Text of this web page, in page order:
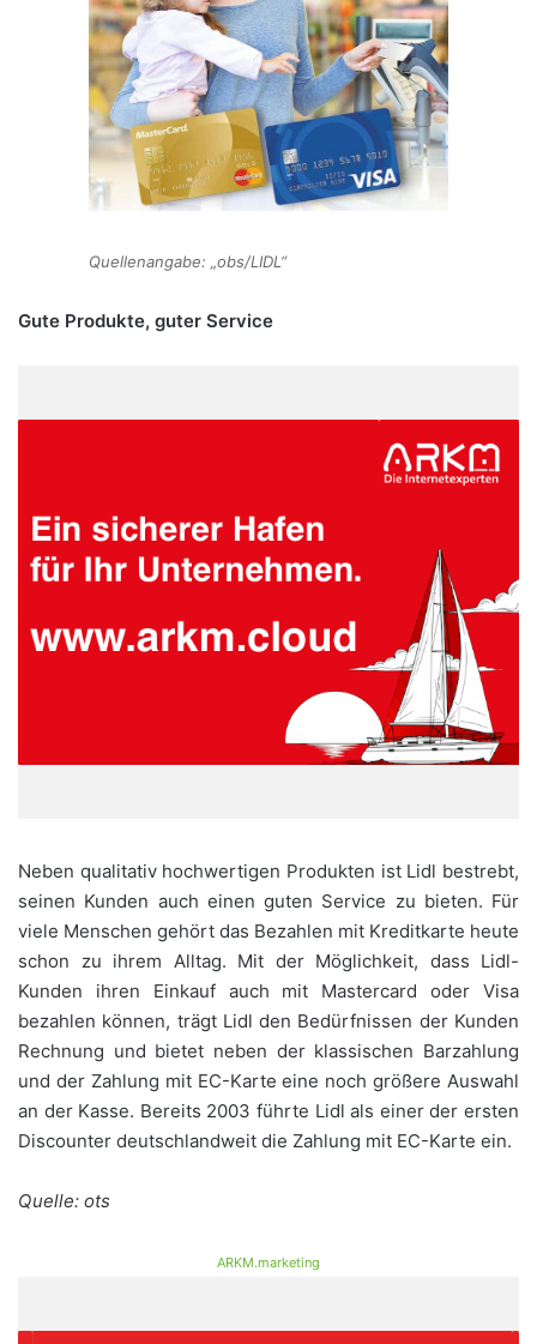
Quellenangabe: „obs/LIDL“
Gute Produkte, guter Service
Neben qualitativ hochwertigen Produkten ist Lidl bestrebt,
seinen Kunden auch einen guten Service zu bieten. Für
viele Menschen gehört das Bezahlen mit Kreditkarte heute
schon zu ihrem Alltag. Mit der Möglichkeit, dass Lidl-
Kunden ihren Einkauf auch mit Mastercard oder Visa
bezahlen können, trägt Lidl den Bedürfnissen der Kunden
Rechnung und bietet neben der klassischen Barzahlung
und der Zahlung mit EC-Karte eine noch größere Auswahl
an der Kasse. Bereits 2003 führte Lidl als einer der ersten
Discounter deutschlandweit die Zahlung mit EC-Karte ein.
Quelle: ots
ARKM.marketing